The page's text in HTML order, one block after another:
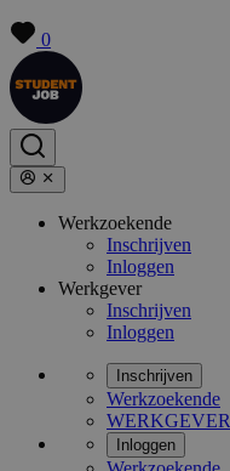
0
Werkzoekende
Inschrijven
Inloggen
Werkgever
Inschrijven
Inloggen
Inschrijven
Werkzoekende
WERKGEVER
Inloggen